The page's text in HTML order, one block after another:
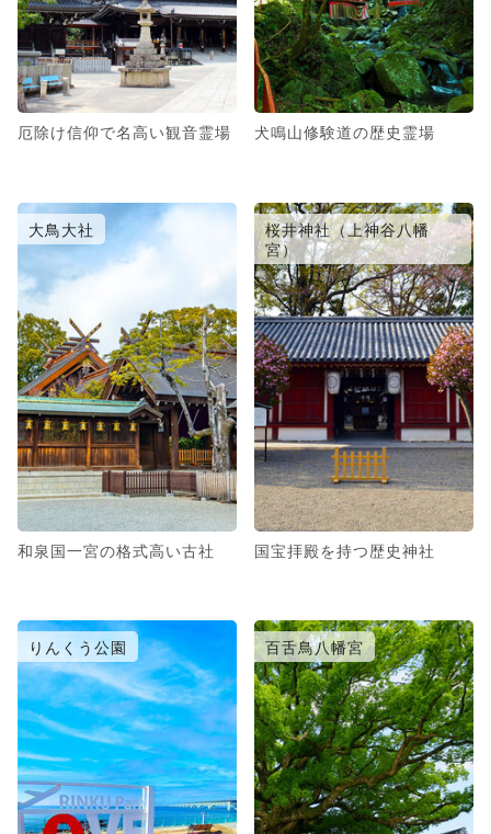
厄除け信仰で名高い観音霊場 犬鳴山修験道の歴史霊場
大鳥大社
和泉国一宮の格式高い古社
桜井神社（上神谷八幡
宮）
国宝拝殿を持つ歴史神社
りんくう公園 百舌鳥八幡宮